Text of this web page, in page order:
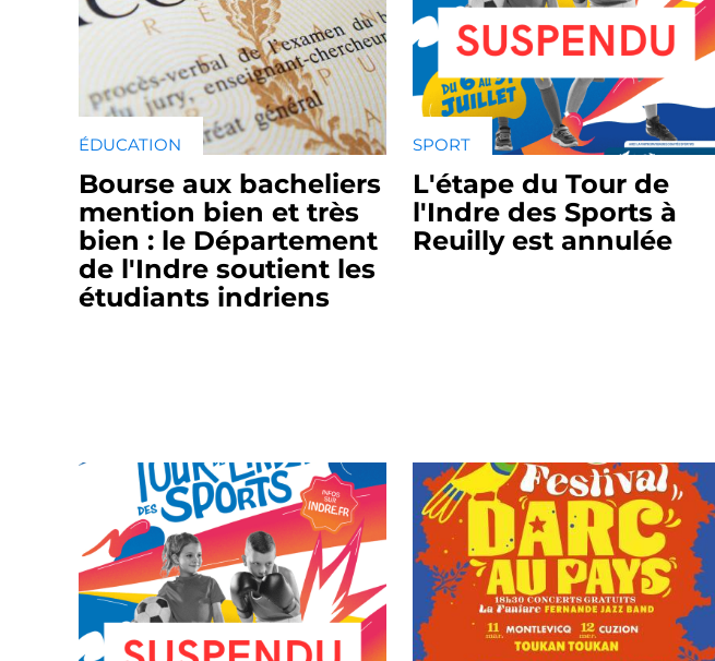
ÉDUCATION
Bourse aux bacheliers
mention bien et très
bien : le Département
de l'Indre soutient les
étudiants indriens
SPORT
L'étape du Tour de
l'Indre des Sports à
Reuilly est annulée